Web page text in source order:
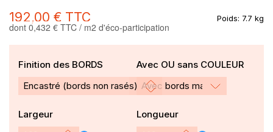
192,00 € TTC Poids: 7.7 kg
dont 0,432 € TTC / m2 d'éco-participation
Finition des BORDS
Avec OU sans COULEUR
Avec bords marron
Largeur Longueur